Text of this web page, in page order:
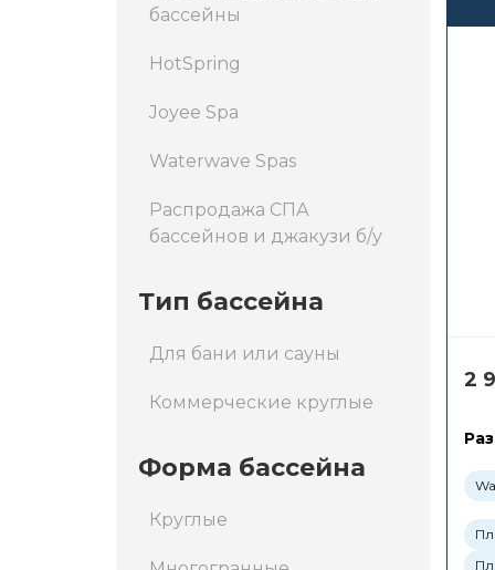
бассейны
HotSpring
Joyee Spa
Waterwave Spas
Распродажа СПА
бассейнов и джакузи б/у
Тип бассейна
Для бани или сауны
Коммерческие круглые
Форма бассейна
Круглые
2